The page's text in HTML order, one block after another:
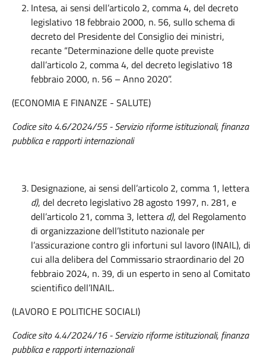
Intesa, ai sensi dell’articolo 2, comma 4, del decreto
legislativo 18 febbraio 2000, n. 56, sullo schema di
decreto del Presidente del Consiglio dei ministri,
recante “Determinazione delle quote previste
dall’articolo 2, comma 4, del decreto legislativo 18
febbraio 2000, n. 56 – Anno 2020”.
(ECONOMIA E FINANZE - SALUTE)
Codice sito 4.6/2024/55 - Servizio riforme istituzionali, finanza
pubblica e rapporti internazionali
Designazione, ai sensi dell’articolo 2, comma 1, lettera
d), del decreto legislativo 28 agosto 1997, n. 281, e
dell’articolo 21, comma 3, lettera d), del Regolamento
di organizzazione dell’Istituto nazionale per
l’assicurazione contro gli infortuni sul lavoro (INAIL), di
cui alla delibera del Commissario straordinario del 20
febbraio 2024, n. 39, di un esperto in seno al Comitato
scientifico dell’INAIL.
(LAVORO E POLITICHE SOCIALI)
Codice sito 4.4/2024/16 - Servizio riforme istituzionali, finanza
pubblica e rapporti internazionali